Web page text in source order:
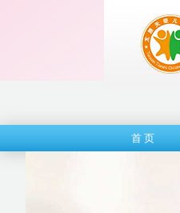
首 页